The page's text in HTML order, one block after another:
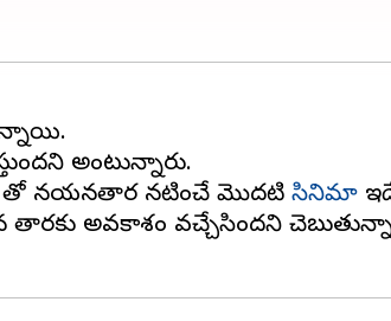
అంటున్నారు.
తో నయనతార నటించే మొదటి సినిమా
అవకాశం వచ్చేసిందని